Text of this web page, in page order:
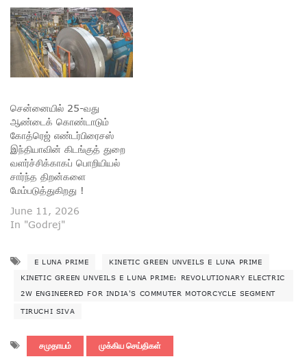
சென்னையில் 25-வது
ஆண்டைக் கொண்டாடும்
கோத்ரெஜ் எண்டர்பிரைசஸ்
இந்தியாவின் கிடங்குத் துறை
வளர்ச்சிக்காகப் பொறியியல்
சார்ந்த திறன்களை
மேம்படுத்துகிறது !
June 11, 2026
In "Godrej"
E LUNA PRIME
KINETIC GREEN UNVEILS E LUNA PRIME
KINETIC GREEN UNVEILS E LUNA PRIME: REVOLUTIONARY ELECTRIC
2W ENGINEERED FOR INDIA'S COMMUTER MOTORCYCLE SEGMENT
TIRUCHI SIVA
சமுதாயம் முக்கிய செய்திகள்